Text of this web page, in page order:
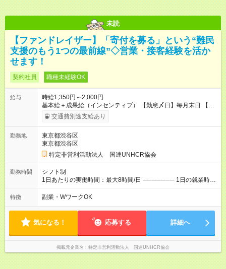
未読
【ファンドレイザー】「寄付を募る」という“難民
支援のもう1つの最前線”◇営業・接客経験を活か
せます！
契約社員 職種未経験OK
給与
時給1,350円～2,000円
基本給＋成果給（インセンティブ） 【勤怠〆日】毎月末日 【給
与支払】翌月15日 ────── モデル月収 ────── 【週5日／月
22日勤務】 1年目:月収28.1万(時給1350円～) 2年目:月収35.0万
1350円～) 2年目:月収25.6万(時給1400円～) 【週3日／月12日勤
務】 1年目:月収15.5万(時給1350円～) 2年目:月収19.4万(時給
1400円～) ※上記は1日8時間換算、成果給を加算した目安金額 ◇
時間外手当 ◇通勤手当 ◇健康管理補助 ◇インフルエンザ予防接
種補助 ◇成果給（個人業績／月毎）​ ◇チームボーナス（チーム
業績／月毎） ◇チャレンジ昇給制度 ◇年次昇給制度 ◇昇格制度
給与は本採用時と同じです。 初回は1か月契約でトライアル期間
（給与・待遇に差異なし）
交通費別途支給あり
勤務地
東京都渋谷区
東京都渋谷区
特定非営利活動法人 国連UNHCR協会
勤務時間
シフト制
1日あたりの実働時間：最大8時間/日 ─────── 1日の就業時間
─────── 8:00～21:00の間で1日実働8時間 ※活動場所により
開始・終了時刻は変動 ─────── 選べる働き方 ─────── ◎
えば… 日火木や火水金土日など ※勤務日には「土日のいずれ
か」or「土日両方」を含む
特徴 副業・WワークOK
気になる！ 応募する 詳細へ
掲載元企業名 特定非営利活動法人 国連UNHCR協会